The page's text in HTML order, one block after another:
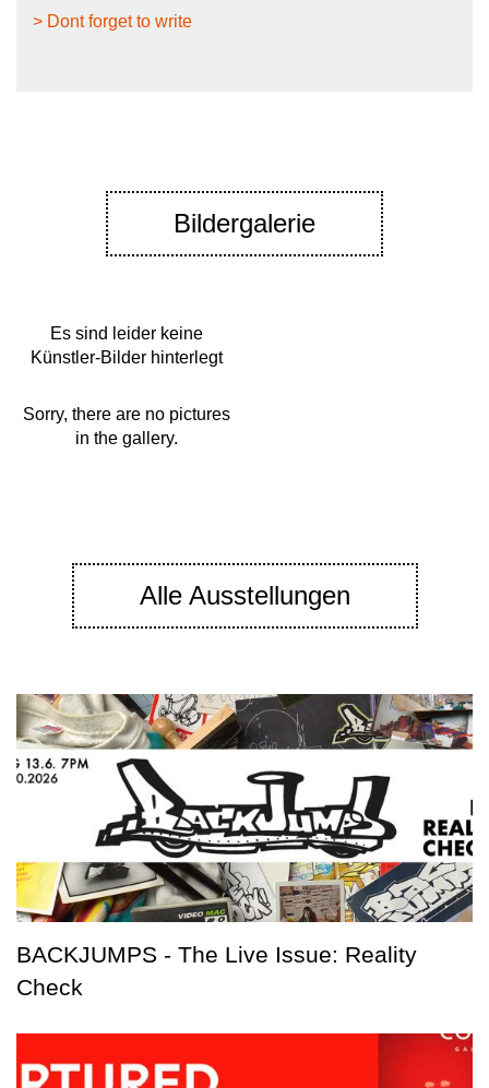
> Dont forget to write
Bildergalerie
Es sind leider keine
Künstler-Bilder hinterlegt
Sorry, there are no pictures
in the gallery.
Alle Ausstellungen
BACKJUMPS - The Live Issue: Reality
Check